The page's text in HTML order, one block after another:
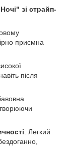
зі страйп-
приємна
після
: Легкий